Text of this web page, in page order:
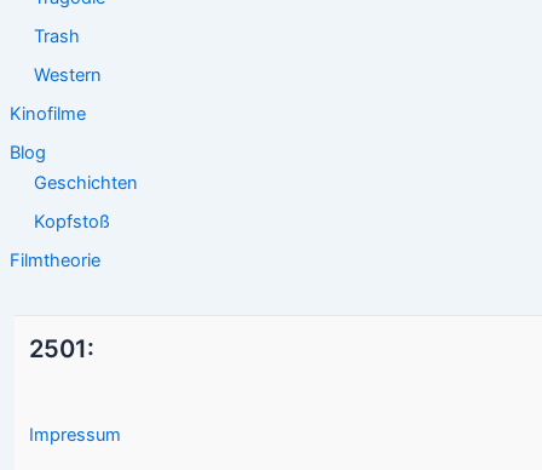
Trash
Western
Kinofilme
Blog
Geschichten
Kopfstoß
Filmtheorie
2501:
Impressum